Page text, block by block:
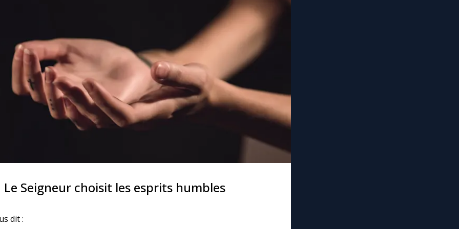
Le Seigneur choisit les esprits humbles
dit :